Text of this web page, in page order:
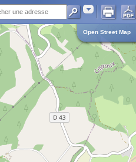
Adresse
Open Street Map